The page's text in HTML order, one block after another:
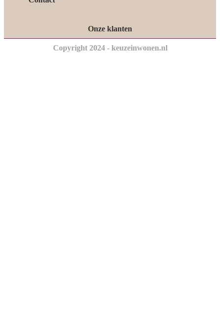
Onze klanten
Copyright 2024 - keuzeinwonen.nl